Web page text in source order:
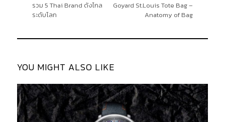
รวม 5 Thai Brand ดังไกล
ระดับโลก
Goyard St.Louis Tote Bag –
Anatomy of Bag
YOU MIGHT ALSO LIKE